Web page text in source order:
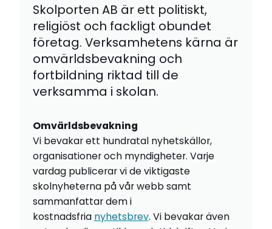
Skolporten AB är ett politiskt,
religiöst och fackligt obundet
företag. Verksamhetens kärna är
omvärldsbevakning och
fortbildning riktad till de
verksamma i skolan.
Omvärldsbevakning
Vi bevakar ett hundratal nyhetskällor,
organisationer och myndigheter. Varje
vardag publicerar vi de viktigaste
skolnyheterna på vår webb samt
sammanfattar dem i
kostnadsfria nyhetsbrev. Vi bevakar även